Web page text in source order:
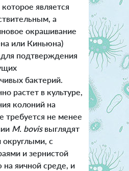
является
а
окрашивание
или Киньюна)
для подтверждения
бактерий.
растет в культуре,
колоний на
требуется не менее
M. bovisвыглядят
с
и зернистой
на яичной среде, и